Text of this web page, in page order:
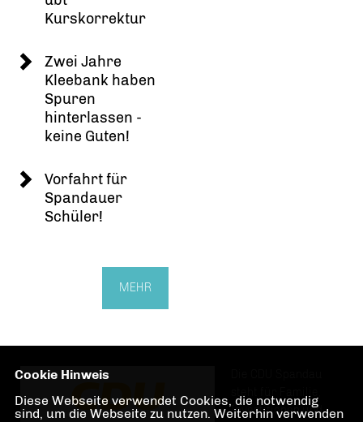
Kurskorrektur
Zwei Jahre
Kleebank haben
Spuren
hinterlassen -
keine Guten!
Vorfahrt für
Spandauer
Schüler!
MEHR
Investitionen und
Cookie Hinweis
Diese Webseite verwendet Cookies, die notwendig
sind, um die Webseite zu nutzen. Weiterhin verwenden